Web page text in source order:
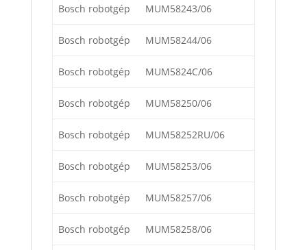
Bosch robotgép MUM58243/06
Bosch robotgép MUM58244/06
Bosch robotgép MUM5824C/06
Bosch robotgép MUM58250/06
Bosch robotgép MUM58252RU/06
Bosch robotgép MUM58253/06
Bosch robotgép MUM58257/06
Bosch robotgép MUM58258/06